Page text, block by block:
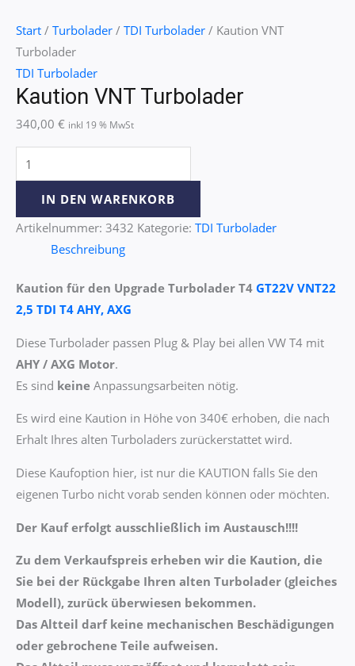
Start / Turbolader / TDI Turbolader / Kaution VNT
Turbolader
TDI Turbolader
Kaution VNT Turbolader
340,00 € inkl 19 % MwSt
IN DEN WARENKORB
Artikelnummer: 3432 Kategorie: TDI Turbolader
Beschreibung
Kaution für den Upgrade Turbolader T4 GT22V VNT22
2,5 TDI T4 AHY, AXG
Diese Turbolader passen Plug & Play bei allen VW T4 mit
AHY / AXG Motor.
Es sind keine Anpassungsarbeiten nötig.
Es wird eine Kaution in Höhe von 340€ erhoben, die nach
Erhalt Ihres alten Turboladers zurückerstattet wird.
Diese Kaufoption hier, ist nur die KAUTION falls Sie den
eigenen Turbo nicht vorab senden können oder möchten.
Der Kauf erfolgt ausschließlich im Austausch!!!!
Zu dem Verkaufspreis erheben wir die Kaution, die
Sie bei der Rückgabe Ihren alten Turbolader (gleiches
Modell), zurück überwiesen bekommen.
Das Altteil darf keine mechanischen Beschädigungen
oder gebrochene Teile aufweisen.